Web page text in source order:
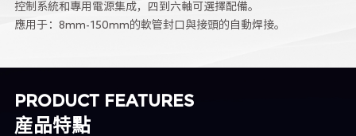
控制系統和專用電源集成，四到六軸可選擇配備。
應用于：8mm-150mm的軟管封口與接頭的自動焊接。
PRODUCT FEATURES
産品特點